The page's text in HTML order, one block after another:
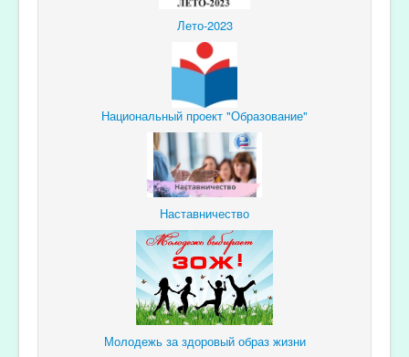
Лето-2023
Национальный проект "Образование"
Наставничество
Молодежь за здоровый образ жизни